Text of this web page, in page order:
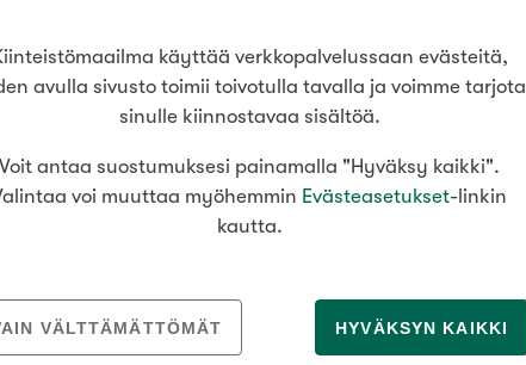
terassi 337 000 €
94 m²
käyttää verkkopalvelussaan evästeitä,
avulla sivusto toimii toivotulla tavalla ja voimme tarjota
sinulle kiinnostavaa sisältöä.
Voit antaa suostumuksesi painamalla "Hyväksy kaikki".
voi muuttaa myöhemmin Evästeasetukset-linkin
kautta.
VÄLTTÄMÄTTÖMÄT HYVÄKSYN KAIKKI